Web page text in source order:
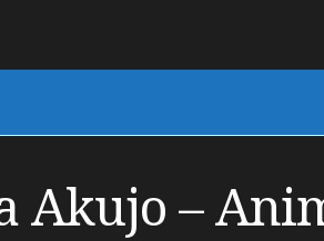
Akujo –